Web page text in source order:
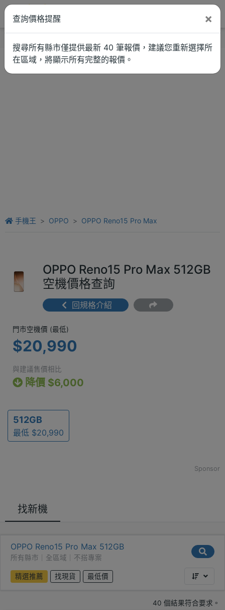
手機王 OPPO OPPO Reno15 Pro Max
OPPO Reno15 Pro Max 512GB
空機價格查詢
回規格介紹
門市空機價 (最低) $20,990
門市空機價 (最低)
$20,990
與建議售價相比
降價 $6,000
512GB
最低 $20,990
Sponsor
找新機
OPPO Reno15 Pro Max 512GB
所有縣市｜全區域｜不搭專案
精選推薦 找現貨 最低價
40 個結果符合要求。
查詢價格提醒 ×
搜尋所有縣市僅提供最新 40 筆報價，建議您重新選擇所
在區域，將顯示所有完整的報價。